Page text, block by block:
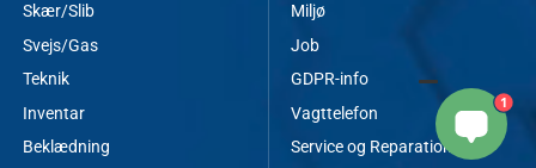
Skær/Slib
Svejs/Gas
Teknik
Inventar
Beklædning
Miljø
Job
GDPR-info
Vagttelefon
Service og Reparationer
1